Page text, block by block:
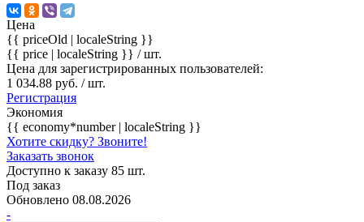
Цена
{{ priceOld | localeString }}
{{ price | localeString }} / шт.
Цена для зарегистрированных пользователей:
1 034.88 руб. / шт.
Регистрация
Экономия
{{ economy*number | localeString }}
Хотите скидку? Звоните!
Заказать звонок
Доступно к заказу 85 шт.
Под заказ
Обновлено 08.08.2026
-